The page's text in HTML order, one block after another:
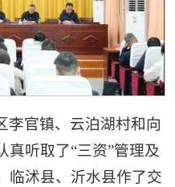
李官镇、云泊湖村和向
真听取了“三资”管理及
临沭县、沂水县作了交